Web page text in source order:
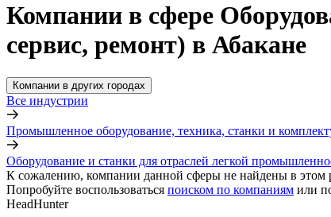
Компании в сфере
сервис, ремонт) в Абакане
Компании в других городах
Все индустрии
Промышленное оборудование, техника, станки и
Оборудование и станки для отраслей легкой
К сожалению, компании данной сферы не найдены в этом
Попробуйте воспользоваться поиском по компаниям или
HeadHunter